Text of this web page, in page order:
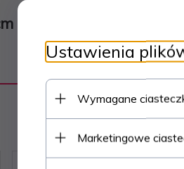
na 17 cm
Ustawienia
Wymagane
Marketingowe